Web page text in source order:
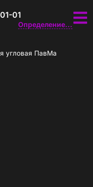
01
Определение...
угловая ПавМа